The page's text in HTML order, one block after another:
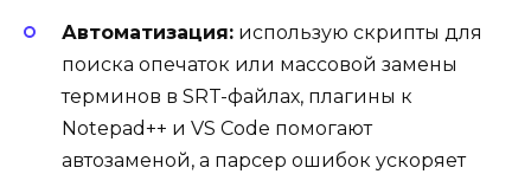
Автоматизация: использую скрипты для
поиска опечаток или массовой замены
терминов в SRT-файлах, плагины к
Notepad++ и VS Code помогают
автозаменой, а парсер ошибок ускоряет